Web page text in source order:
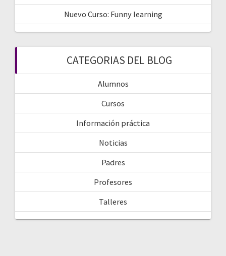
Nuevo Curso: Funny learning
CATEGORIAS DEL BLOG
Alumnos
Cursos
Información práctica
Noticias
Padres
Profesores
Talleres